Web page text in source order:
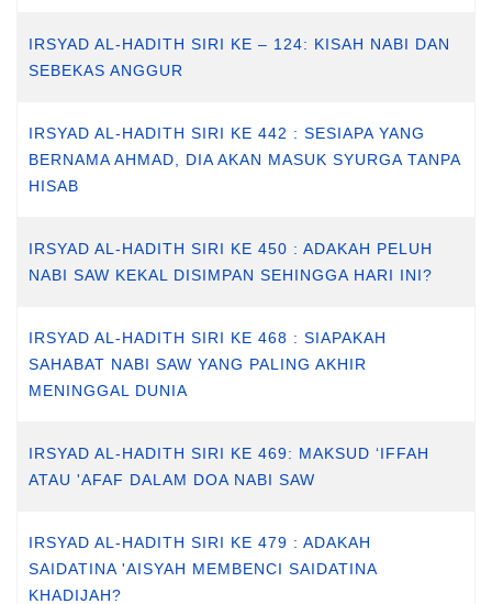
IRSYAD AL-HADITH SIRI KE – 124: KISAH NABI DAN
SEBEKAS ANGGUR
IRSYAD AL-HADITH SIRI KE 442 : SESIAPA YANG
BERNAMA AHMAD, DIA AKAN MASUK SYURGA TANPA
HISAB
IRSYAD AL-HADITH SIRI KE 450 : ADAKAH PELUH
NABI SAW KEKAL DISIMPAN SEHINGGA HARI INI?
IRSYAD AL-HADITH SIRI KE 468 : SIAPAKAH
SAHABAT NABI SAW YANG PALING AKHIR
MENINGGAL DUNIA
IRSYAD AL-HADITH SIRI KE 469: MAKSUD ‘IFFAH
ATAU 'AFAF DALAM DOA NABI SAW
IRSYAD AL-HADITH SIRI KE 479 : ADAKAH
SAIDATINA 'AISYAH MEMBENCI SAIDATINA
KHADIJAH?